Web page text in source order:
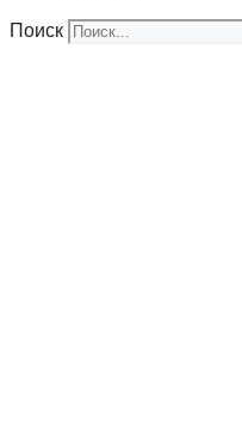
Поиск